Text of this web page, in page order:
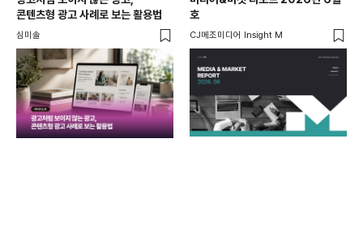
콘텐츠형 광고 사례로 보는 활용법
심미솔
호
CJ메조미디어 Insight M